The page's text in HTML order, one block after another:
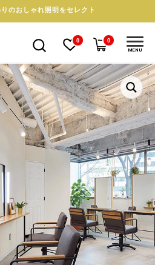
のおしゃれ照明をセレクト
0 0
MENU